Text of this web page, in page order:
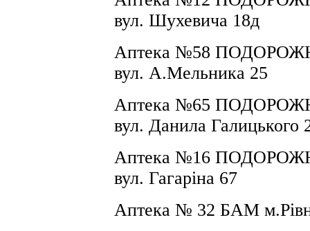
вул. Шухевича 18д
Аптека №58
вул. А.Мельника 25
Аптека №65
вул. Данила Галицького
Аптека №16
вул. Гагаріна 67
Аптека № 32 БАМ